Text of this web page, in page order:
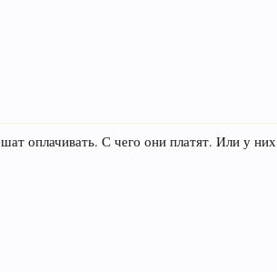
оплачивать. С чего они платят. Или у них